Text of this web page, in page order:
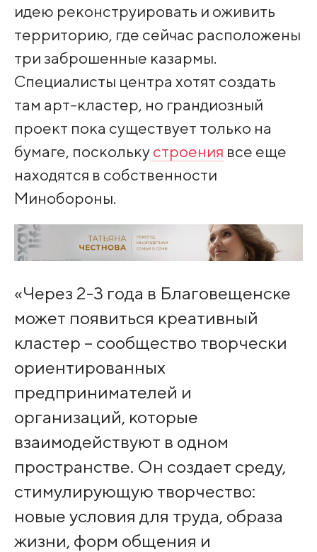
идею реконструировать и оживить
территорию, где сейчас расположены
три заброшенные казармы.
Специалисты центра хотят создать
там арт-кластер, но грандиозный
проект пока существует только на
бумаге, посколькустроения все еще
находятся в собственности
Минобороны.
«Через 2-3 года в Благовещенске
может появиться креативный
кластер – сообщество творчески
ориентированных
предпринимателей и
организаций, которые
взаимодействуют в одном
пространстве. Он создает среду,
стимулирующую творчество:
новые условия для труда, образа
жизни, форм общения и